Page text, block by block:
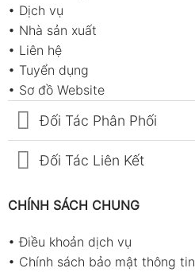
• Dịch vụ
• Nhà sản xuất
• Liên hệ
• Tuyển dụng
• Sơ đồ Website
Đối Tác Phân Phối
Đối Tác Liên Kết
CHÍNH SÁCH CHUNG
•Điều khoản dịch vụ
• Chính sách bảo mật thông tin